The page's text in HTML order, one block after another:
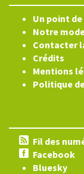
Un point
Notre
Contacter
Crédits
Mentions
Politique
Fil des
Facebook
Bluesky